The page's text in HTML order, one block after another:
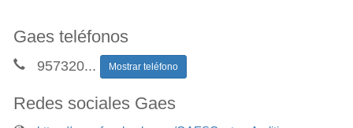
Gaes teléfonos
957320... Mostrar teléfono
Redes sociales Gaes